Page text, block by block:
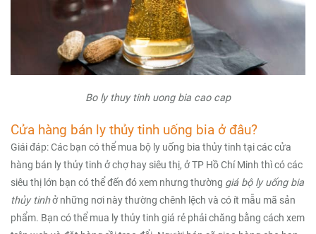
Bo ly thuy tinh uong bia cao cap
Cửa hàng bán ly thủy tinh uống bia ở đâu?
Giái đáp: Các bạn có thể mua bộ ly uống bia thủy tinh tại các cửa
hàng bán ly thủy tinh ở chợ hay siêu thị, ở TP Hồ Chí Minh thì có các
siêu thị lớn bạn có thể đến đó xem nhưng thường giá bộ ly uống bia
thủy tinhở những nơi này thường chênh lệch và có ít mẫu mã sản
phẩm. Bạn có thể mua ly thủy tinh giá rẻ phải chăng bằng cách xem